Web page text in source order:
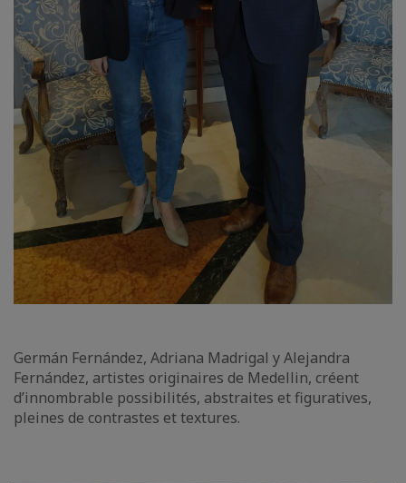
Germán Fernández, Adriana Madrigal y Alejandra
Fernández, artistes originaires de Medellin, créent
d’innombrable possibilités, abstraites et figuratives,
pleines de contrastes et textures.